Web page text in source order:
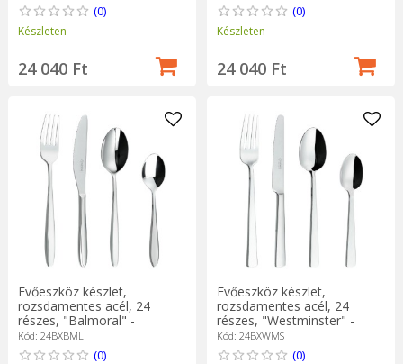
(0)
Készleten
24 040 Ft
(0)
Készleten
24 040 Ft
Evőeszköz készlet,
rozsdamentes acél, 24
részes, "Balmoral" -
Grunwerg
Kód: 24BXBML
(0)
Evőeszköz készlet,
rozsdamentes acél, 24
részes, "Westminster" -
Grunwerg
Kód: 24BXWMS
(0)